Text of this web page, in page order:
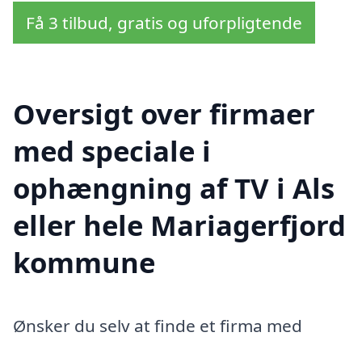
Få 3 tilbud, gratis og uforpligtende
Oversigt over firmaer
med speciale i
ophængning af TV i Als
eller hele Mariagerfjord
kommune
Ønsker du selv at finde et firma med